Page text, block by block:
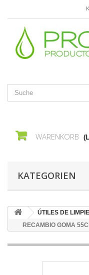
WARENKORB
KATEGORIEN
ÚTILES DE
RECAMBIO GOMA